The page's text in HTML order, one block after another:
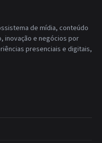
de mídia, conteúdo
inovação e negócios por
presenciais e digitais,